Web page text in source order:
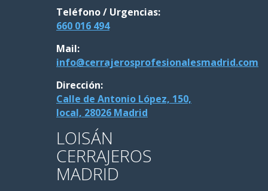
Teléfono / Urgencias:
660 016 494
Mail:
info@cerrajerosprofesionalesmadrid.com
Dirección:
Calle de Antonio López, 150,
local, 28026 Madrid
LOISÁN
CERRAJEROS
MADRID